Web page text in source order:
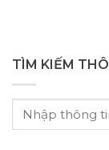
TÌM KIẾM